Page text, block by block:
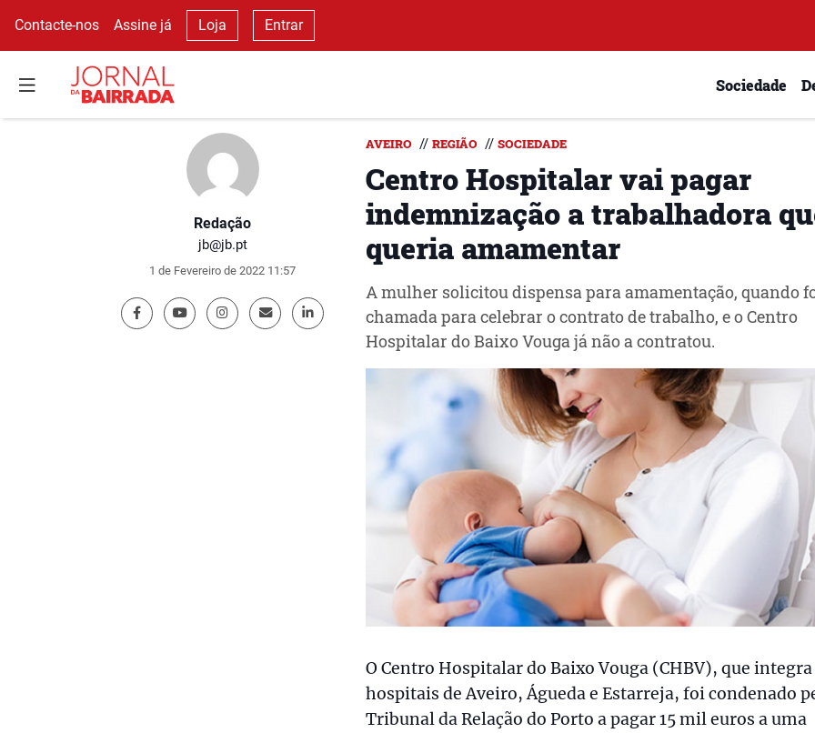
Contacte-nos Assine já Loja Entrar
Sociedade
Redação
jb@jb.pt
1 de Fevereiro de 2022 11:57
AVEIRO // REGIÃO // SOCIEDADE
Centro Hospitalar vai pagar
indemnização a trabalhadora
queria amamentar
A mulher solicitou dispensa para amamentação, quando
chamada para celebrar o contrato de trabalho, e o Centro
Hospitalar do Baixo Vouga já não a contratou.
O Centro Hospitalar do Baixo Vouga (CHBV), que integra
hospitais de Aveiro, Águeda e Estarreja, foi condenado
Tribunal da Relação do Porto a pagar 15 mil euros a uma